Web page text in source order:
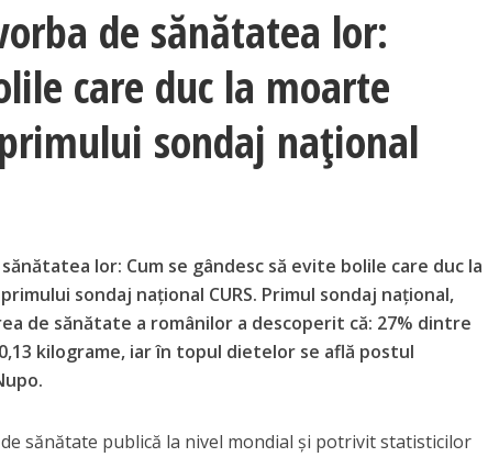
de sănătatea lor:
care duc la moarte
sondaj național
lor: Cum se gândesc să evite bolile care duc la
sondaj național CURS. Primul sondaj național,
de sănătate a românilor a descoperit că: 27% dintre
kilograme, iar în topul dietelor se află postul
sănătate publică la nivel mondial și potrivit statisticilor